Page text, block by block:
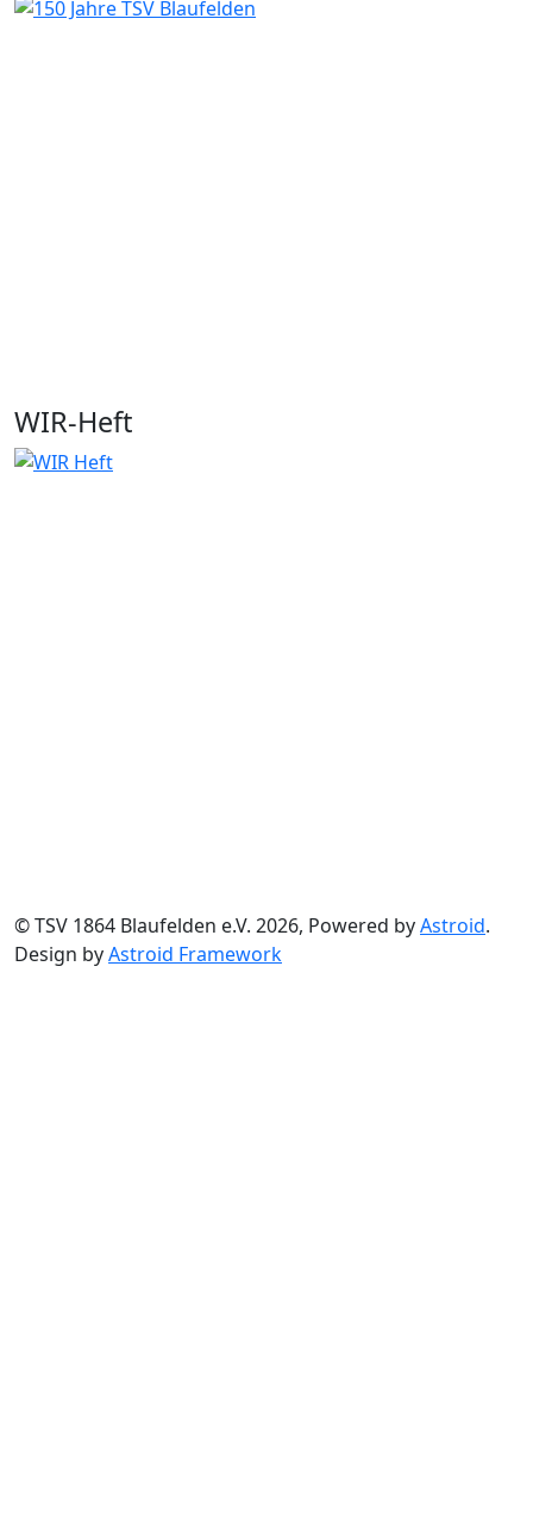
WIR-Heft
© TSV 1864 Blaufelden e.V. 2026, Powered byAstroid.
Design byAstroid Framework